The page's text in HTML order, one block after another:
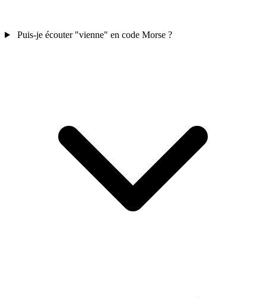
Puis-je écouter "vienne" en code Morse ?